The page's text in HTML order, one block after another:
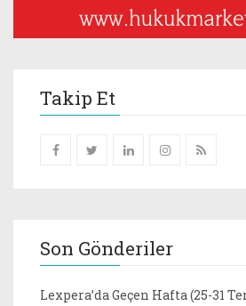
Takip Et
Son Gönderiler
Lexpera’da Geçen Hafta (25-31